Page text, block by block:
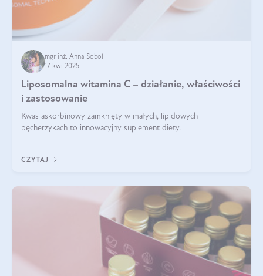
mgr inż. Anna Sobol
17 kwi 2025
Liposomalna witamina C – działanie, właściwości
i zastosowanie
Kwas askorbinowy zamknięty w małych, lipidowych
pęcherzykach to innowacyjny suplement diety.
CZYTAJ